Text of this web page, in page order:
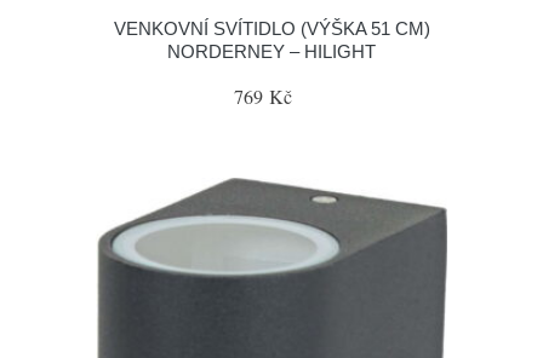
VENKOVNÍ SVÍTIDLO (VÝŠKA 51 CM)
NORDERNEY – HILIGHT
769 Kč